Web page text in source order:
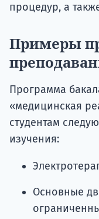
процедур, а
Примеры
Программа
«медицинская
студентам
изучения:
Основные